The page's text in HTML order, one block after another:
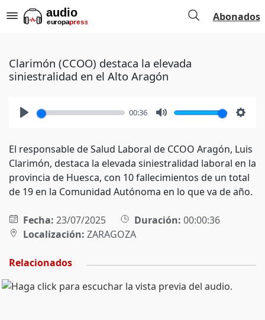
Abonados
Clarimón (CCOO) destaca la elevada
siniestralidad en el Alto Aragón
00:36
El responsable de Salud Laboral de CCOO Aragón, Luis
Clarimón, destaca la elevada siniestralidad laboral en la
provincia de Huesca, con 10 fallecimientos de un total
de 19 en la Comunidad Autónoma en lo que va de año.
Fecha: 23/07/2025 Duración: 00:00:36
Localización: ZARAGOZA
Relacionados